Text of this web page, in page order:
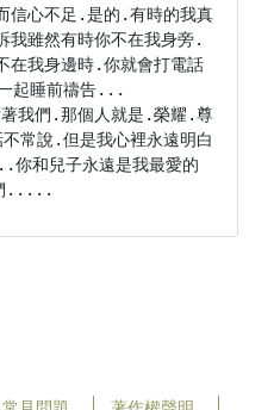
信心不足.是的.有時的我真
我雖然有時你不在我身旁.
在我身邊時.你就會打電話
起睡前禱告...
著我們.那個人就是.榮耀.尊
常說.但是我心裡永遠明白
和兒子永遠是我最愛的
.....